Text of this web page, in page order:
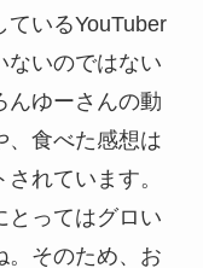
ているYouTuber
ないのではない
んゆーさんの動
、食べた感想は
れています。
とってはグロい
。そのため、お